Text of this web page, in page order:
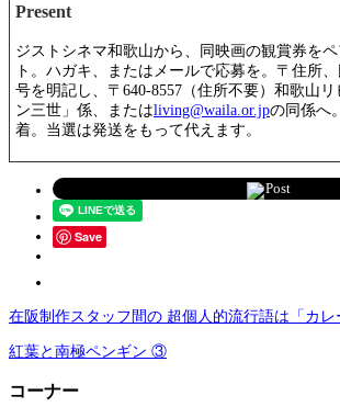
Present
ジストシネマ和歌山から、同映画の観賞券を
ト。ハガキ、またはメールで応募を。〒住所
号を明記し、〒640-8557（住所不要）和歌山
ン三世」係、またはliving@waila.or.jpの同係へ
着。当選は発送をもって代えます。
Post
Save
在阪制作スタッフ間の 超個人的流行語は「カレ
紅葉と南極ペンギン ③
コーナー